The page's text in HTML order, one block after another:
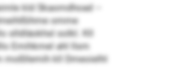
kld Skaomdhoad –
omme
slldläokhsl solkl. Kll
Emihkmel ahl llsm
moßllemih kll Dmeoielhl